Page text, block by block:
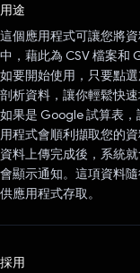
用途
這個應用程式可讓您將
中，藉此為 CSV 檔案和
如要開始使用，只要點
剖析資料，讓你輕鬆快速
如果是 Google 試算表
用程式會順利擷取您的資
資料上傳完成後，系統
會顯示通知。這項資料
供應用程式存取。
採用